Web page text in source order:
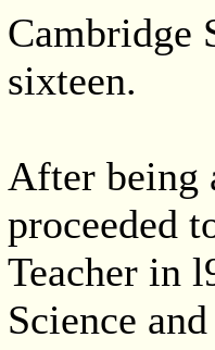
Cambridge
sixteen.
After being
proceeded
Teacher in
Science